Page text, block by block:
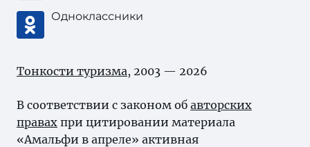
Одноклассники
Тонкости туризма, 2003 — 2026
В соответствии с законом об авторских
правах при цитировании материала
«Амальфи в апреле» активная